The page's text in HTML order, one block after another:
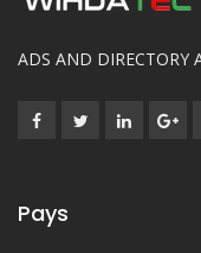
ADS AND DIRECTORY
Pays